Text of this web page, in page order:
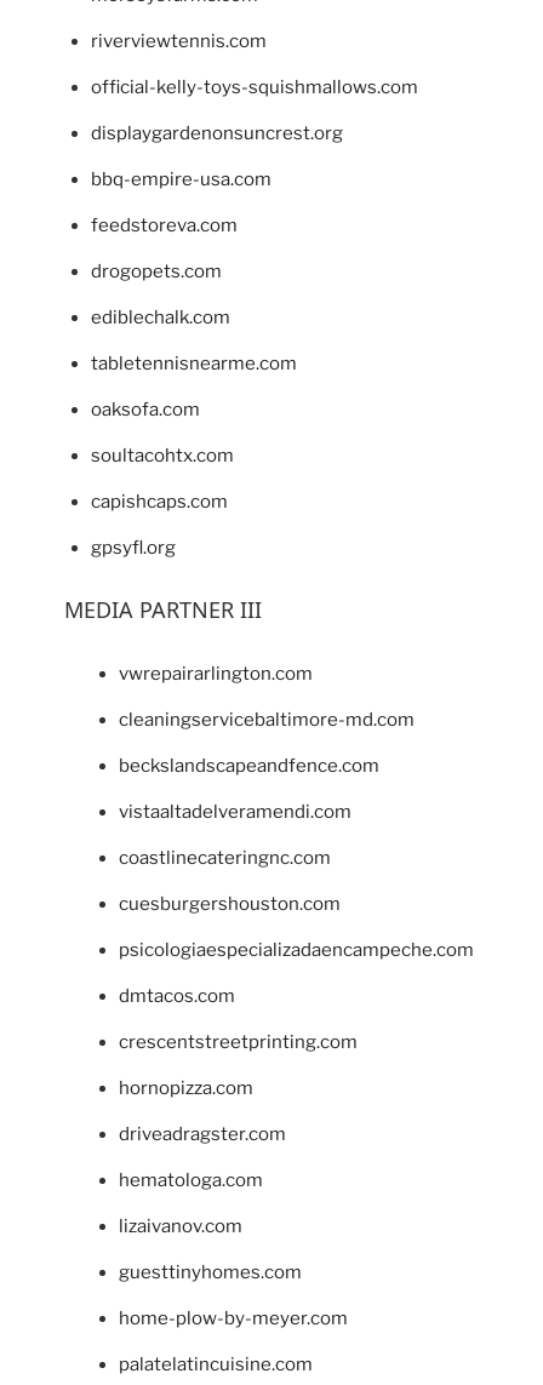
riverviewtennis.com
official-kelly-toys-squishmallows.com
displaygardenonsuncrest.org
bbq-empire-usa.com
feedstoreva.com
drogopets.com
ediblechalk.com
tabletennisnearme.com
oaksofa.com
soultacohtx.com
capishcaps.com
gpsyfl.org
MEDIA PARTNER III
vwrepairarlington.com
cleaningservicebaltimore-md.com
beckslandscapeandfence.com
vistaaltadelveramendi.com
coastlinecateringnc.com
cuesburgershouston.com
psicologiaespecializadaencampeche.com
dmtacos.com
crescentstreetprinting.com
hornopizza.com
driveadragster.com
hematologa.com
lizaivanov.com
guesttinyhomes.com
home-plow-by-meyer.com
palatelatincuisine.com